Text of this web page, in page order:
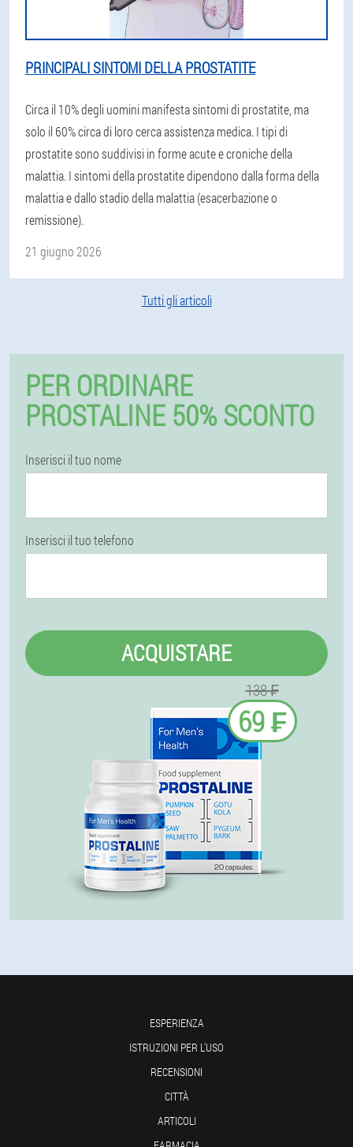
PRINCIPALI SINTOMI DELLA PROSTATITE
Circa il 10% degli uomini manifesta sintomi di prostatite, ma
solo il 60% circa di loro cerca assistenza medica. I tipi di
prostatite sono suddivisi in forme acute e croniche della
malattia. I sintomi della prostatite dipendono dalla forma della
malattia e dallo stadio della malattia (esacerbazione o
remissione).
21 giugno 2026
Tutti gli articoli
PER ORDINARE
PROSTALINE 50% SCONTO
Inserisci il tuo nome
Inserisci il tuo telefono
ACQUISTARE
138 ₣
69 ₣
ESPERIENZA
ISTRUZIONI PER L'USO
RECENSIONI
CITTÀ
ARTICOLI